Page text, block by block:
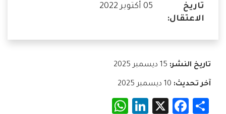
تاريخ
الاعتقال:
05 أكتوبر 2022
تاريخ النشر:
آخر تحديث:
Share
Facebook
LinkedIn